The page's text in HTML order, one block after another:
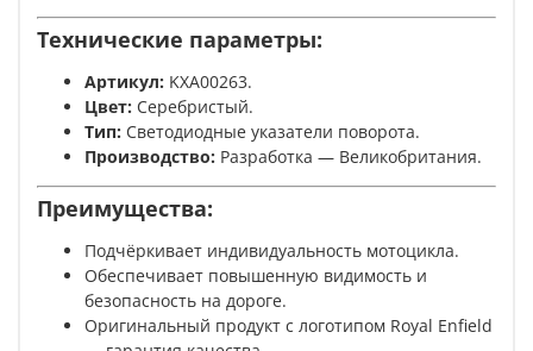
Технические параметры:
Артикул: KXA00263.
Цвет: Серебристый.
Тип: Светодиодные указатели поворота.
Производство: Разработка — Великобритания.
Преимущества:
Подчёркивает индивидуальность мотоцикла.
Обеспечивает повышенную видимость и
безопасность на дороге.
Оригинальный продукт с логотипом Royal Enfield